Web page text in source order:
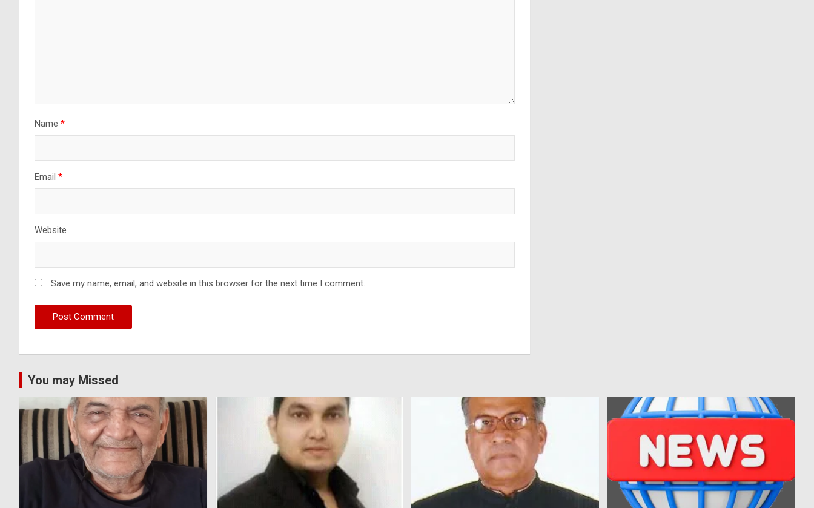
Name *
Email *
Website
Save my name, email, and website in this browser for the next time I comment.
You may Missed